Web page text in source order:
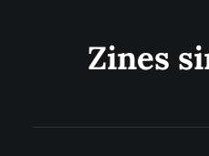
Zines